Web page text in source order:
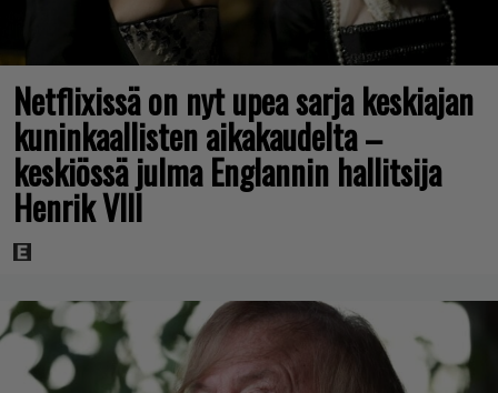
Netflixissä on nyt upea sarja keskiajan
kuninkaallisten aikakaudelta –
keskiössä julma Englannin hallitsija
Henrik VIII